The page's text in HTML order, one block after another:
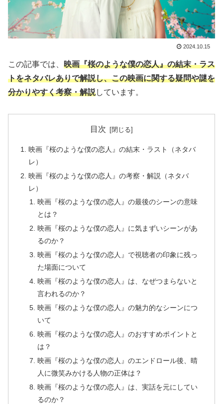
2024.10.15
この記事では、 映画『桜のような僕の恋人』の結末・ラス
トをネタバレありで解説し、この映画に関する疑問や謎を
分かりやすく考察・解説しています。
目次
映画『桜のような僕の恋人』の結末・ラスト（ネタバ
レ）
映画『桜のような僕の恋人』の考察・解説（ネタバ
レ）
映画『桜のような僕の恋人』の最後のシーンの意味
とは？
映画『桜のような僕の恋人』に気まずいシーンがあ
るのか？
映画『桜のような僕の恋人』で視聴者の印象に残っ
た場面について
映画『桜のような僕の恋人』は、なぜつまらないと
言われるのか？
映画『桜のような僕の恋人』の魅力的なシーンにつ
いて
映画『桜のような僕の恋人』のおすすめポイントと
は？
映画『桜のような僕の恋人』のエンドロール後、晴
人に微笑みかける人物の正体は？
映画『桜のような僕の恋人』は、実話を元にしてい
るのか？